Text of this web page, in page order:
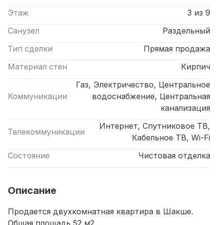
Этаж
3 из 9
Санузел
Раздельный
Тип сделки
Прямая продажа
Материал стен
Кирпич
Коммуникации
Газ, Электричество, Центральное
водоснабжение, Центральная
канализация
Телекоммуникации
Интернет, Спутниковое ТВ,
Кабельное ТВ, Wi-Fi
Состояние
Чистовая отделка
Описание
Продается двухкомнатная квартира в Шакше.
Общая площадь 52 м2